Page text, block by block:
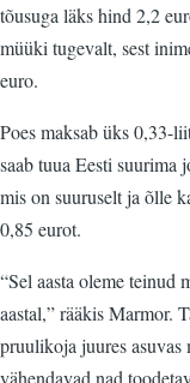
tõusuga läks hind 2,2
müüki tugevalt, sest
euro.
Poes maksab üks 0,33-
saab tuua Eesti
mis on suuruselt ja õlle
0,85 eurot.
“Sel aasta oleme teinud
aastal,” rääkis Marmor.
pruulikoja juures
vähendavad nad